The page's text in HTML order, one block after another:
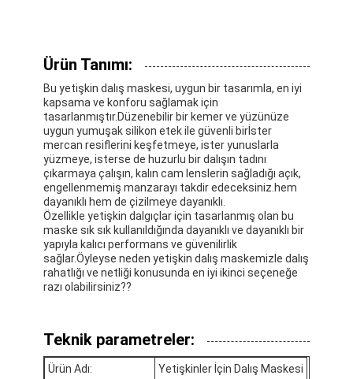
Ürün Tanımı:
Bu yetişkin dalış maskesi, uygun bir tasarımla, en iyi
kapsama ve konforu sağlamak için
tasarlanmıştır.Düzenebilir bir kemer ve yüzünüze
uygun yumuşak silikon etek ile güvenli birİster
mercan resiflerini keşfetmeye, ister yunuslarla
yüzmeye, isterse de huzurlu bir dalışın tadını
çıkarmaya çalışın, kalın cam lenslerin sağladığı açık,
engellenmemiş manzarayı takdir edeceksiniz.hem
dayanıklı hem de çizilmeye dayanıklı.
Özellikle yetişkin dalgıçlar için tasarlanmış olan bu
maske sık sık kullanıldığında dayanıklı ve dayanıklı bir
yapıyla kalıcı performans ve güvenilirlik
sağlar.Öyleyse neden yetişkin dalış maskemizle dalış
rahatlığı ve netliği konusunda en iyi ikinci seçeneğe
razı olabilirsiniz??
Teknik parametreler:
Ürün Adı:
Yetişkinler İçin Dalış Maskesi